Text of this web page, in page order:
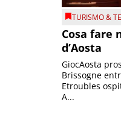
TURISMO &
Cosa fare
d’Aosta
GiocAosta
Brissogne
Etroubles
A...